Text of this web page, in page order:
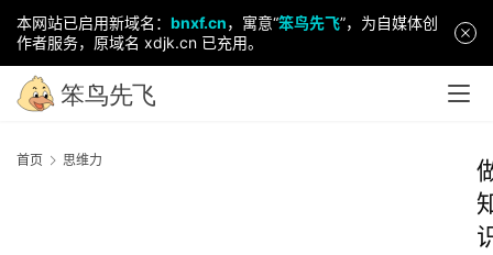
本网站已启用新域名： bnxf.cn，寓意“笨鸟先飞”，为自媒体创
作者服务，原域名 xdjk.cn 已充用。
首页 思维力